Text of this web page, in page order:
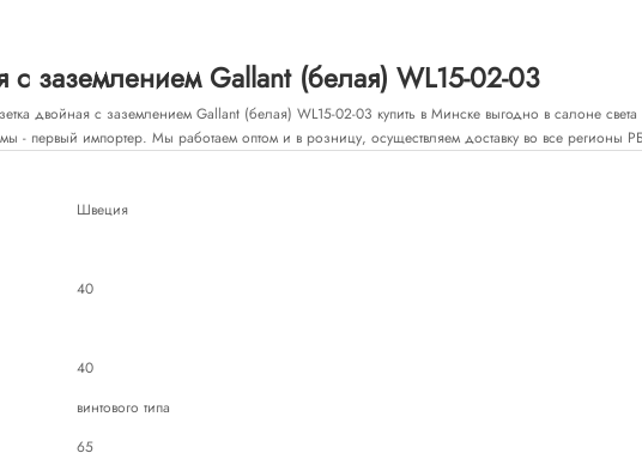
с заземлением Gallant (белая) WL15-02-03
двойная с заземлением Gallant (белая) WL15-02-03 купить в Минске выгодно в салоне
- первый импортер. Мы работаем оптом и в розницу, осуществляем доставку во все регионы
Швеция
40
40
винтового типа
65